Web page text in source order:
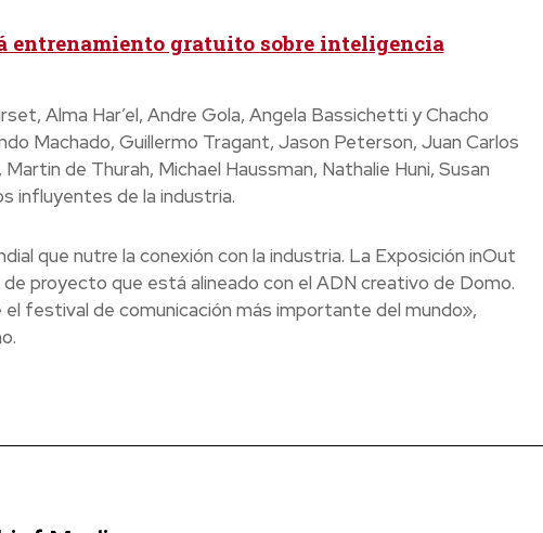
entrenamiento gratuito sobre inteligencia
Alma Har’el, Andre Gola, Angela Bassichetti y Chacho
Machado, Guillermo Tragant, Jason Peterson, Juan Carlos
de Thurah, Michael Haussman, Nathalie Huni, Susan
influyentes de la industria.
que nutre la conexión con la industria. La Exposición inOut
proyecto que está alineado con el ADN creativo de Domo.
festival de comunicación más importante del mundo»,